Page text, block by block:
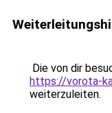
Die von dir
https://vorota-
weiterzuleiten.